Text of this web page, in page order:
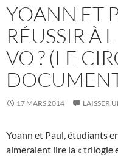
YOANN ET
RÉUSSIR À
VO ? (LE
17 MARS 2014 LAISSER
Yoann et Paul, étudiants en
aimeraient lire la « trilogie